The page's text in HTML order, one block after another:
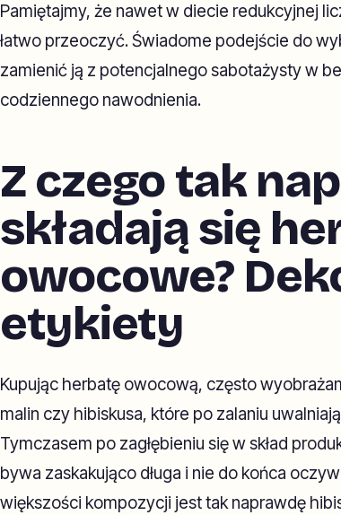
Pamiętajmy, że nawet w diecie redukcyjnej
łatwo przeoczyć. Świadome podejście do
zamienić ją z potencjalnego sabotażysty w
codziennego nawodnienia.
Z czego tak
składają się
owocowe?
etykiety
Kupując herbatę owocową, często
malin czy hibiskusa, które po zalaniu
Tymczasem po zagłębieniu się w skład
bywa zaskakująco długa i nie do końca
większości kompozycji jest tak naprawdę